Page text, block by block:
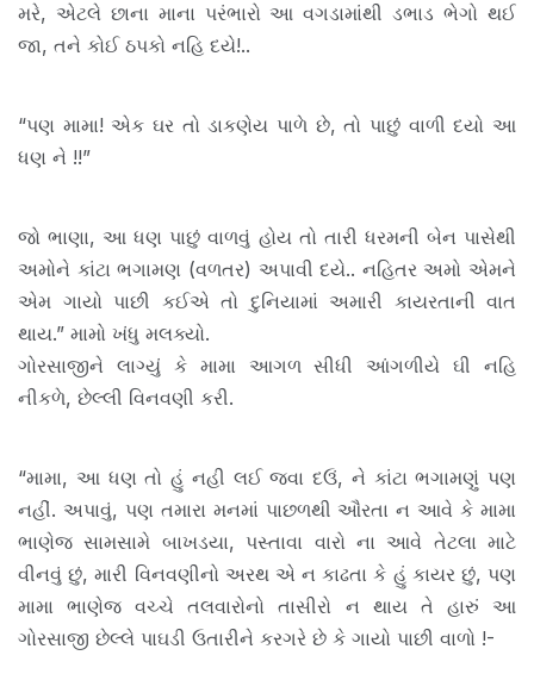
મરે, એટલે છાના માના પરંભારો આ વગડામાંથી ડભાડ ભેગો થઈ
જા, તને કોઈ ઠપકો નહિ દયે!..
“પણ મામા! એક ઘર તો ડાકણેય પાળે છે, તો પાછું વાળી દયો આ
ધણ ને !!”
જો ભાણા, આ ધણ પાછું વાળવું હોય તો તારી ધરમની બેન પાસેથી
અમોને કાંટા ભગામણ (વળતર) અપાવી દયે.. નહિતર અમો એમને
એમ ગાયો પાછી કઈએ તો દુનિયામાં અમારી કાયરતાની વાત
થાય.” મામો ખંધુ મલક્યો.
ગોરસાજીને લાગ્યું કે મામા આગળ સીધી આંગળીયે ઘી નહિ
નીકળે, છેલ્લી વિનવણી કરી.
“મામા, આ ધણ તો હું નહી લઈ જવા દઉં, ને કાંટા ભગામણું પણ
નહીં. અપાવું, પણ તમારા મનમાં પાછળથી ઔરતા ન આવે કે મામા
ભાણેજ સામસામે બાખડયા, પસ્તાવા વારો ના આવે તેટલા માટે
વીનવું છું, મારી વિનવણીનો અરથ એ ન કાઢતા કે હું કાયર છું, પણ
મામા ભાણેજ વચ્ચે તલવારોનો તાસીરો ન થાય તે હારું આ
ગોરસાજી છેલ્લે પાઘડી ઉતારીને કરગરે છે કે ગાયો પાછી વાળો !-